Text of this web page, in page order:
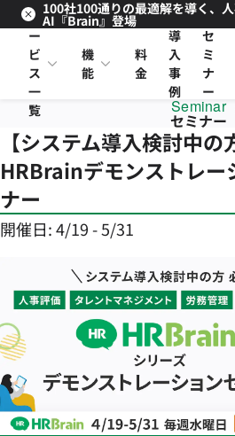
100社100通りの最適解を導く、
AI『Brain』登場
サ
ー
ビ
ス
一
覧
機
能
料
金
導
入
事
例
セ
ミ
ナ
ー
Seminar
セミナー
【システム導入検討中の
HRBrainデモンストレー
ナー
開催日:4/19 - 5/31